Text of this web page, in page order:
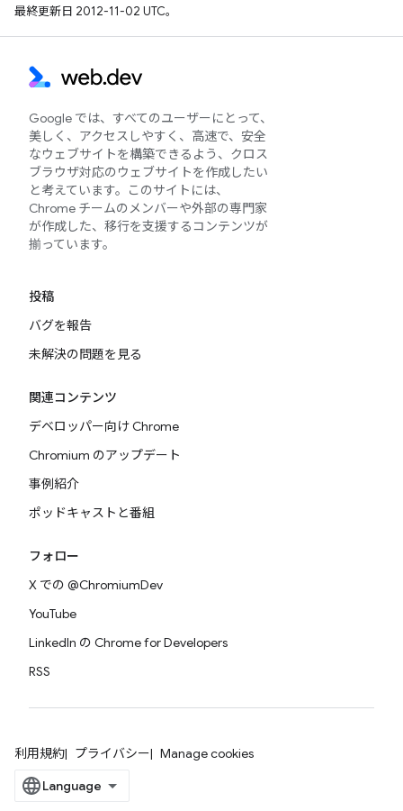
最終更新日 2012-11-02 UTC。
Google では、すべてのユーザーにとって、
美しく、アクセスしやすく、高速で、安全
なウェブサイトを構築できるよう、クロス
ブラウザ対応のウェブサイトを作成したい
と考えています。このサイトには、
Chrome チームのメンバーや外部の専門家
が作成した、移行を支援するコンテンツが
揃っています。
投稿
バグを報告
未解決の問題を見る
関連コンテンツ
デベロッパー向け Chrome
Chromium のアップデート
事例紹介
ポッドキャストと番組
フォロー
X での @ChromiumDev
YouTube
LinkedIn の Chrome for Developers
RSS
利用規約 プライバシー Manage cookies